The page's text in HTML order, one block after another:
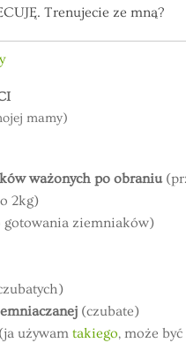
Trenujecie ze mną?
mamy)
ważonych po obraniu
2kg)
gotowania ziemniaków)
(czubate)
(ja używam takiego, może